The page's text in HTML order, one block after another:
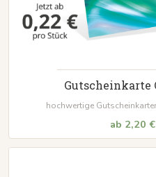
Gutscheinkarte
hochwertige
ab 2,20 €